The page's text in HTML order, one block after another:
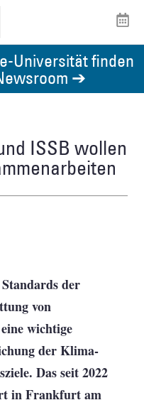
Universität finden
➔
ISSB wollen
der
von
wichtige
der Klima-
Das seit 2022
in Frankfurt am